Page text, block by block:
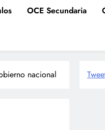
OCE Secundaria
nacional